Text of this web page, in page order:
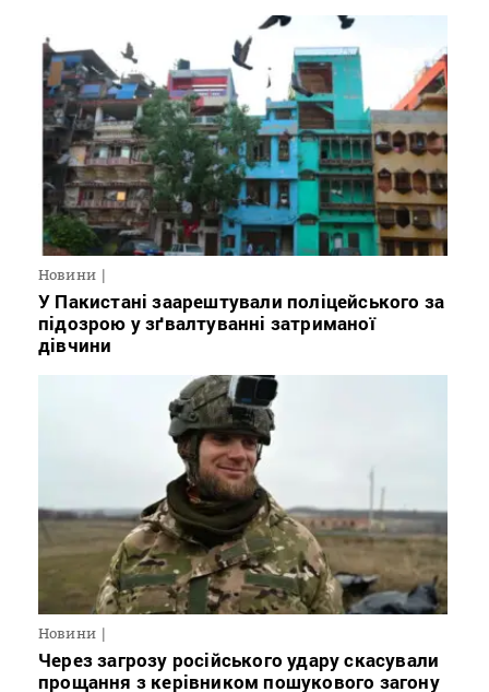
Новини
У Пакистані заарештували поліцейського за
підозрою у зґвалтуванні затриманої
дівчини
Новини
Через загрозу російського удару скасували
прощання з керівником пошукового загону